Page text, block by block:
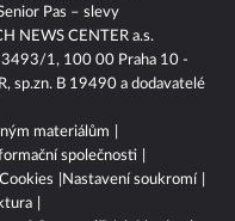
NEWS CENTER a.s.
3493/1, 100 00 Praha 10 -
sp.zn. B 19490 a dodavatelé
materiálům
společnosti
Cookies
Nastavení soukromí
Pas – slevy